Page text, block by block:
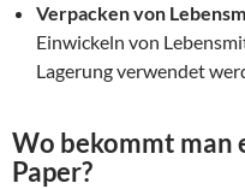
Verpacken von
Einwickeln von
Lagerung verwendet
Wo bekommt man
Paper?